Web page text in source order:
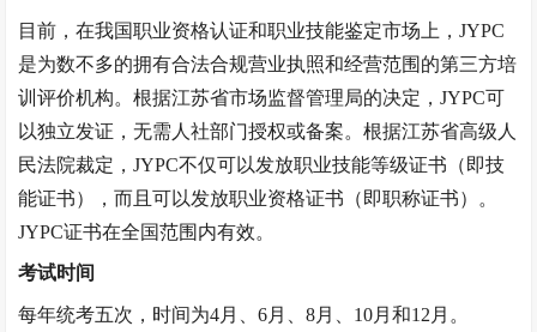
目前，在我国职业资格认证和职业技能鉴定市场上，JYPC
是为数不多的拥有合法合规营业执照和经营范围的第三方培
训评价机构。根据江苏省市场监督管理局的决定，JYPC可
以独立发证，无需人社部门授权或备案。根据江苏省高级人
民法院裁定，JYPC不仅可以发放职业技能等级证书（即技
能证书），而且可以发放职业资格证书（即职称证书）。
JYPC证书在全国范围内有效。
考试时间
每年统考五次，时间为4月、6月、8月、10月和12月。